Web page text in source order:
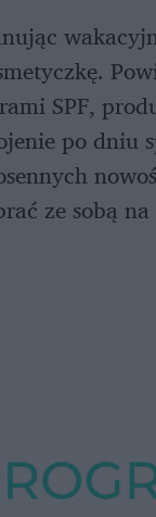
SPF,
po dniu
ze sobą